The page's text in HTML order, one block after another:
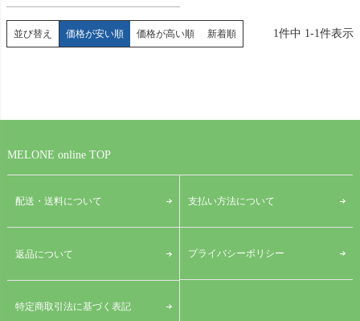
並び替え 価格が安い順 価格が高い順 新着順 1件中 1-1件表示
MELONE online TOP
配送・送料について 支払い方法について
返品について プライバシーポリシー
特定商取引法に基づく表記